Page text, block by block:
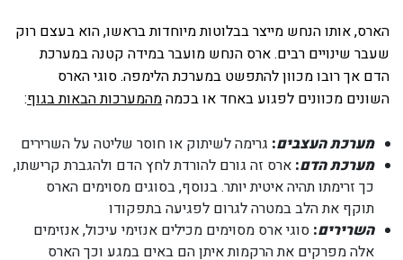
הארס, אותו הנחש מייצר בבלוטות מיוחדות בראשו, הוא בעצם רוק
שעבר שינויים רבים. ארס הנחש מועבר במידה קטנה במערכת
הדם אך רובו מכוון להתפשט במערכת הלימפה. סוגי הארס
השונים מכוונים לפגוע באחד או בכמהמהמערכות הבאות בגוף:
מערכת העצבים: גרימה לשיתוק או חוסר שליטה על השרירים
מערכת הדם: ארס זה גורם להורדת לחץ הדם ולהגברת קרישתו,
כך זרימתו תהיה איטית יותר. בנוסף, בסוגים מסוימים הארס
תוקף את הלב במטרה לגרום לפגיעה בתפקודו
השרירים: סוגי ארס מסוימים מכילים אנזימי עיכול, אנזימים
אלה מפרקים את הרקמות איתן הם באים במגע וכך הארס